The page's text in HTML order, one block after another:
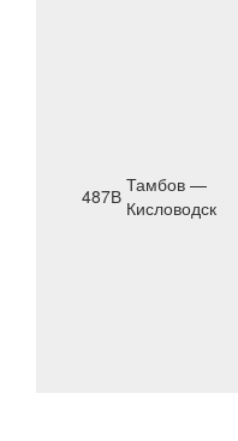
487В Тамбов —
Кисловодск